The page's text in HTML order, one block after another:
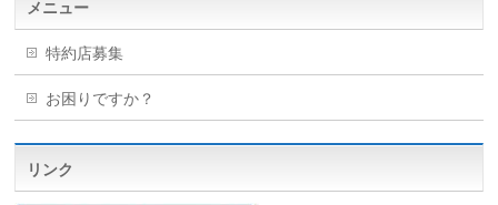
メニュー
特約店募集
お困りですか？
リンク